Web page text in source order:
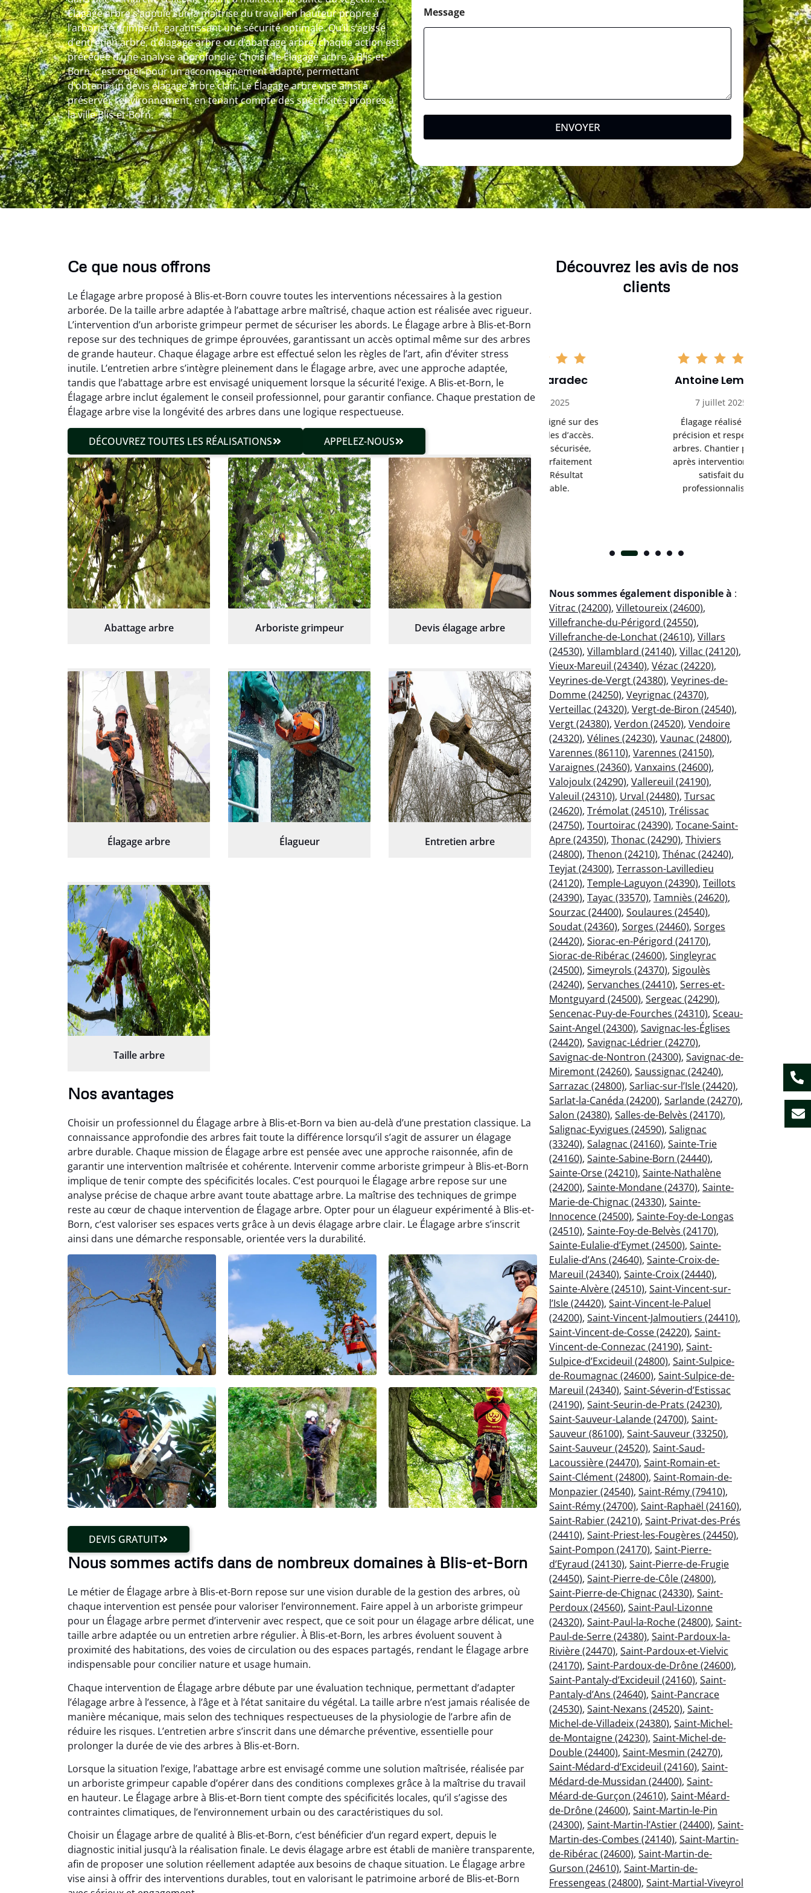
Élagage arbre s’appuie sur la maîtrise du travail en hauteur propre à
l’arboriste grimpeur, garantissant une sécurité optimale. Qu’il s’agisse
d’entretien arbre, d’élagage arbre ou d’abattage arbre, chaque action est
précédée d’une analyse approfondie. Choisir le Élagage arbre à Blis-et-
Born, c’est opter pour un accompagnement adapté, permettant
d’obtenir un devis élagage arbre clair. Le Élagage arbre vise ainsi à
préserver l’environnement, en tenant compte des spécificités propres à
la ville Blis-et-Born.
Message
ENVOYER
Ce que nous offrons
Le Élagage arbre proposé à Blis-et-Born couvre toutes les interventions nécessaires à la gestion
arborée. De la taille arbre adaptée à l’abattage arbre maîtrisé, chaque action est réalisée avec rigueur.
L’intervention d’un arboriste grimpeur permet de sécuriser les abords. Le Élagage arbre à Blis-et-Born
repose sur des techniques de grimpe éprouvées, garantissant un accès optimal même sur des arbres
de grande hauteur. Chaque élagage arbre est effectué selon les règles de l’art, afin d’éviter stress
inutile. L’entretien arbre s’intègre pleinement dans le Élagage arbre, avec une approche adaptée,
tandis que l’abattage arbre est envisagé uniquement lorsque la sécurité l’exige. A Blis-et-Born, le
Élagage arbre inclut également le conseil professionnel, pour garantir confiance. Chaque prestation de
Élagage arbre vise la longévité des arbres dans une logique respectueuse.
DÉCOUVREZ TOUTES LES RÉALISATIONS APPELEZ-NOUS
Abattage arbre Arboriste grimpeur Devis élagage arbre
Élagage arbre Élagueur Entretien arbre
Taille arbre
Nos avantages
Choisir un professionnel du Élagage arbre à Blis-et-Born va bien au-delà d’une prestation classique. La
connaissance approfondie des arbres fait toute la différence lorsqu’il s’agit de assurer un élagage
arbre durable. Chaque mission de Élagage arbre est pensée avec une approche raisonnée, afin de
garantir une intervention maîtrisée et cohérente. Intervenir comme arboriste grimpeur à Blis-et-Born
implique de tenir compte des spécificités locales. C’est pourquoi le Élagage arbre repose sur une
analyse précise de chaque arbre avant toute abattage arbre. La maîtrise des techniques de grimpe
reste au cœur de chaque intervention de Élagage arbre. Opter pour un élagueur expérimenté à Blis-et-
Born, c’est valoriser ses espaces verts grâce à un devis élagage arbre clair. Le Élagage arbre s’inscrit
ainsi dans une démarche responsable, orientée vers la durabilité.
DEVIS GRATUIT
Nous sommes actifs dans de nombreux domaines à Blis-et-Born
Le métier de Élagage arbre à Blis-et-Born repose sur une vision durable de la gestion des arbres, où
chaque intervention est pensée pour valoriser l’environnement. Faire appel à un arboriste grimpeur
pour un Élagage arbre permet d’intervenir avec respect, que ce soit pour un élagage arbre délicat, une
taille arbre adaptée ou un entretien arbre régulier. À Blis-et-Born, les arbres évoluent souvent à
proximité des habitations, des voies de circulation ou des espaces partagés, rendant le Élagage arbre
indispensable pour concilier nature et usage humain.
Chaque intervention de Élagage arbre débute par une évaluation technique, permettant d’adapter
l’élagage arbre à l’essence, à l’âge et à l’état sanitaire du végétal. La taille arbre n’est jamais réalisée de
manière mécanique, mais selon des techniques respectueuses de la physiologie de l’arbre afin de
réduire les risques. L’entretien arbre s’inscrit dans une démarche préventive, essentielle pour
prolonger la durée de vie des arbres à Blis-et-Born.
Lorsque la situation l’exige, l’abattage arbre est envisagé comme une solution maîtrisée, réalisée par
un arboriste grimpeur capable d’opérer dans des conditions complexes grâce à la maîtrise du travail
en hauteur. Le Élagage arbre à Blis-et-Born tient compte des spécificités locales, qu’il s’agisse des
contraintes climatiques, de l’environnement urbain ou des caractéristiques du sol.
Choisir un Élagage arbre de qualité à Blis-et-Born, c’est bénéficier d’un regard expert, depuis le
diagnostic initial jusqu’à la réalisation finale. Le devis élagage arbre est établi de manière transparente,
afin de proposer une solution réellement adaptée aux besoins de chaque situation. Le Élagage arbre
vise ainsi à offrir des interventions durables, tout en valorisant le patrimoine arboré de Blis-et-Born
Découvrez les avis de nos
clients
Mathieu Roussel
19 décembre 2025
précise malgré des
conditions compliquées. Le
résultat est exactement
conforme à mes attentes.
Julien Caradec
18 juin 2025
propre et parfaitement
maîtrisée. Résultat
impeccable.
Antoine Lemoine
Élagage réalisé avec
précision et respect des
arbres. Chantier propre
après intervention. Très
professionnalisme.
Nous sommes également disponible à :
Vitrac (24200), Villetoureix (24600),
Villefranche-du-Périgord (24550),
Villefranche-de-Lonchat (24610), Villars
(24530), Villamblard (24140), Villac (24120),
Vieux-Mareuil (24340), Vézac (24220),
Veyrines-de-Vergt (24380), Veyrines-de-
Domme (24250), Veyrignac (24370),
Verteillac (24320), Vergt-de-Biron (24540),
Vergt (24380), Verdon (24520), Vendoire
(24320), Vélines (24230), Vaunac (24800),
Varennes (86110), Varennes (24150),
Varaignes (24360), Vanxains (24600),
Valojoulx (24290), Vallereuil (24190),
Valeuil (24310), Urval (24480), Tursac
(24620), Trémolat (24510), Trélissac
(24750), Tourtoirac (24390), Tocane-Saint-
Apre (24350), Thonac (24290), Thiviers
(24800), Thenon (24210), Thénac (24240),
Teyjat (24300), Terrasson-Lavilledieu
(24120), Temple-Laguyon (24390), Teillots
(24390), Tayac (33570), Tamniès (24620),
Sourzac (24400), Soulaures (24540),
Soudat (24360), Sorges (24460), Sorges
(24420), Siorac-en-Périgord (24170),
Siorac-de-Ribérac (24600), Singleyrac
(24500), Simeyrols (24370), Sigoulès
(24240), Servanches (24410), Serres-et-
Montguyard (24500), Sergeac (24290),
Sencenac-Puy-de-Fourches (24310), Sceau-
Saint-Angel (24300), Savignac-les-Églises
(24420), Savignac-Lédrier (24270),
Savignac-de-Nontron (24300), Savignac-de-
Miremont (24260), Saussignac (24240),
Sarrazac (24800), Sarliac-sur-l’Isle (24420),
Sarlat-la-Canéda (24200), Sarlande (24270),
Salon (24380), Salles-de-Belvès (24170),
Salignac-Eyvigues (24590), Salignac
(33240), Salagnac (24160), Sainte-Trie
(24160), Sainte-Sabine-Born (24440),
Sainte-Orse (24210), Sainte-Nathalène
(24200), Sainte-Mondane (24370), Sainte-
Marie-de-Chignac (24330), Sainte-
Innocence (24500), Sainte-Foy-de-Longas
(24510), Sainte-Foy-de-Belvès (24170),
Sainte-Eulalie-d’Eymet (24500), Sainte-
Eulalie-d’Ans (24640), Sainte-Croix-de-
Mareuil (24340), Sainte-Croix (24440),
Sainte-Alvère (24510), Saint-Vincent-sur-
l’Isle (24420), Saint-Vincent-le-Paluel
(24200), Saint-Vincent-Jalmoutiers (24410),
Saint-Vincent-de-Cosse (24220), Saint-
Vincent-de-Connezac (24190), Saint-
Sulpice-d’Excideuil (24800), Saint-Sulpice-
de-Roumagnac (24600), Saint-Sulpice-de-
Mareuil (24340), Saint-Séverin-d’Estissac
(24190), Saint-Seurin-de-Prats (24230),
Saint-Sauveur-Lalande (24700), Saint-
Sauveur (86100), Saint-Sauveur (33250),
Saint-Sauveur (24520), Saint-Saud-
Lacoussière (24470), Saint-Romain-et-
Saint-Clément (24800), Saint-Romain-de-
Monpazier (24540), Saint-Rémy (79410),
Saint-Rémy (24700), Saint-Raphaël (24160),
Saint-Rabier (24210), Saint-Privat-des-Prés
(24410), Saint-Priest-les-Fougères (24450),
Saint-Pompon (24170), Saint-Pierre-
d’Eyraud (24130), Saint-Pierre-de-Frugie
(24450), Saint-Pierre-de-Côle (24800),
Saint-Pierre-de-Chignac (24330), Saint-
Perdoux (24560), Saint-Paul-Lizonne
(24320), Saint-Paul-la-Roche (24800), Saint-
Paul-de-Serre (24380), Saint-Pardoux-la-
Rivière (24470), Saint-Pardoux-et-Vielvic
(24170), Saint-Pardoux-de-Drône (24600),
Saint-Pantaly-d’Excideuil (24160), Saint-
Pantaly-d’Ans (24640), Saint-Pancrace
(24530), Saint-Nexans (24520), Saint-
Michel-de-Villadeix (24380), Saint-Michel-
de-Montaigne (24230), Saint-Michel-de-
Double (24400), Saint-Mesmin (24270),
Saint-Médard-d’Excideuil (24160), Saint-
Médard-de-Mussidan (24400), Saint-
Méard-de-Gurçon (24610), Saint-Méard-
de-Drône (24600), Saint-Martin-le-Pin
(24300), Saint-Martin-l’Astier (24400), Saint-
Martin-des-Combes (24140), Saint-Martin-
de-Ribérac (24600), Saint-Martin-de-
Gurson (24610), Saint-Martin-de-
Fressengeas (24800), Saint-Martial-Viveyrol